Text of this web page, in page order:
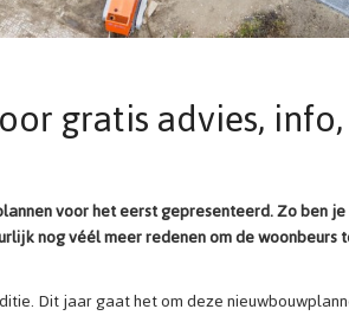
gratis advies, info,
voor het eerst gepresenteerd. Zo ben
nog véél meer redenen om de woonbeurs
Dit jaar gaat het om deze